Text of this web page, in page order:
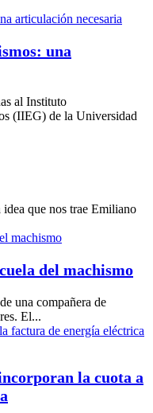
una
al Instituto
(IIEG) de la Universidad
que nos trae Emiliano
del machismo
una compañera de
El...
la cuota a